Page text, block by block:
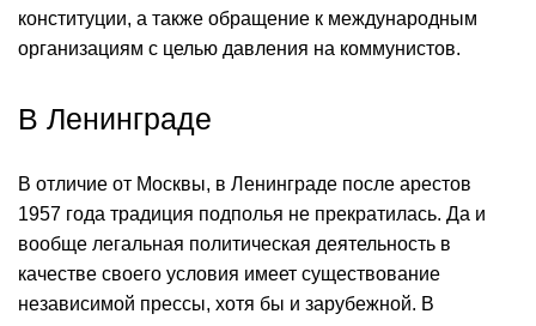
конституции, а также обращение к международным
организациям с целью давления на коммунистов.
В Ленинграде
В отличие от Москвы, в Ленинграде после арестов
1957 года традиция подполья не прекратилась. Да и
вообще легальная политическая деятельность в
качестве своего условия имеет существование
независимой прессы, хотя бы и зарубежной. В